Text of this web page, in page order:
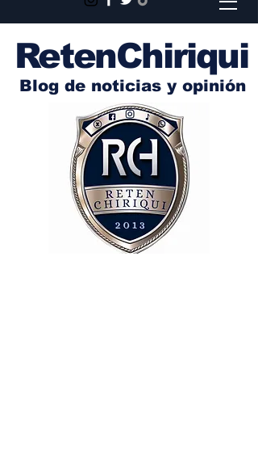
RetenChiriqui
Blog de noticias y opinión